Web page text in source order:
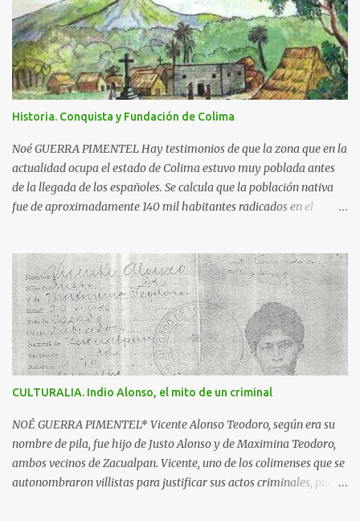
sobre una base circular de más de 7 metros de alto. La estatua
labrada en piedra tono gris, descansa sobre un pedestal con el
jeroglífico primitivo de "Acolman" y la inscripción: Rey de
Coliman. En la base semicircular el escultor plasmó en
bajorrelieve enmarcado por una greca, escenas de la posible vida
cotidiana de la época, como el encuentro de dos culturas; hay
además dos inscripciones en forma de pergamino que dicen: "Más
fuerte que la historia, tu leyenda es a la vez destino y privilegio" y
"Colima exalta aquí las virtudes de...
Historia. Conquista y Fundación de Colima
Noé GUERRA PIMENTEL Hay testimonios de que la zona que en la
actualidad ocupa el estado de Colima estuvo muy poblada antes
de la llegada de los españoles. Se calcula que la población nativa
fue de aproximadamente 140 mil habitantes radicados en el
costera y más allá del volcán de Colima, hasta Ajijic, a la altura del
lago de Chapala en Jalisco y por el sur hasta el ahora río Cachan
que desemboca luego de Maruata, en Michoacán. Se dice que era la
primavera del año de 1522, cuando un pequeño grupo de
españoles, al mando de Francisco Montaño, llegaron aquí por el
principal asentamiento purépecha; se quedaron en un pueblo
nativo y mandaron a los jefes purépechas a decir a los señores de
Colima que venían en son de paz, pero cuando llegaron acá fueron
sitiados, sacrificados y posteriormente devorados. Los españoles
desconocedores de la ferocidad de los colimotes...
CULTURALIA. Indio Alonso, el mito de un criminal
NOÉ GUERRA PIMENTEL* Vicente Alonso Teodoro, según era su
nombre de pila, fue hijo de Justo Alonso y de Maximina Teodoro,
ambos vecinos de Zacualpan. Vicente, uno de los colimenses que se
autonombraron villistas para justificar sus actos criminales, pues